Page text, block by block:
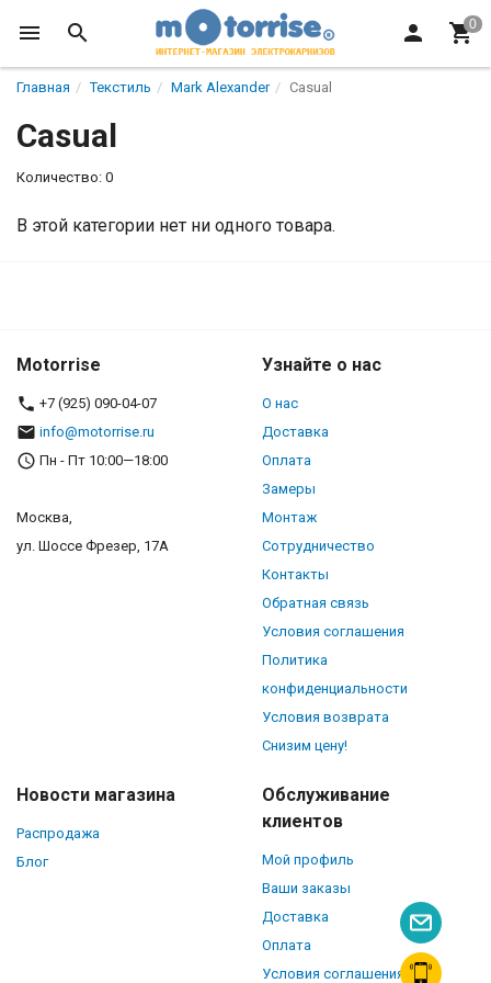
Главная Текстиль Mark Alexander Casual
Casual
Количество: 0
В этой категории нет ни одного товара.
Motorrise
+7 (925) 090-04-07
info@motorrise.ru
Пн - Пт 10:00—18:00
Москва,
ул. Шоссе Фрезер, 17А
Узнайте о нас
О нас
Доставка
Оплата
Замеры
Монтаж
Сотрудничество
Контакты
Обратная связь
Условия соглашения
Политика
конфиденциальности
Условия возврата
Снизим цену!
Новости магазина
Распродажа
Блог
Обслуживание
клиентов
Мой профиль
Ваши заказы
Доставка
Оплата
Условия соглашения